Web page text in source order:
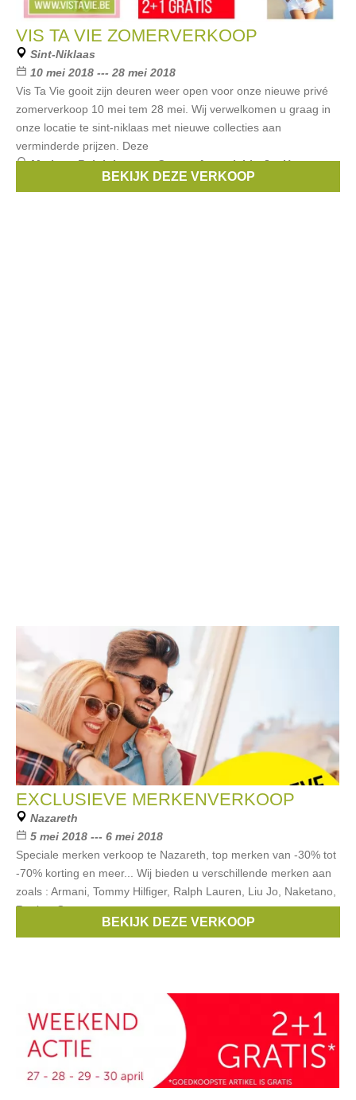
VIS TA VIE ZOMERVERKOOP
Sint-Niklaas
10 mei 2018 --- 28 mei 2018
Vis Ta Vie gooit zijn deuren weer open voor onze nieuwe privé
zomerverkoop 10 mei tem 28 mei. Wij verwelkomen u graag in
onze locatie te sint-niklaas met nieuwe collecties aan
verminderde prijzen. Deze
Merken:Ralph Lauren,Guess,Armani,Liu Jo,Hugo
BEKIJK DEZE VERKOOP
EXCLUSIEVE MERKENVERKOOP
Nazareth
5 mei 2018 --- 6 mei 2018
Speciale merken verkoop te Nazareth, top merken van -30% tot
-70% korting en meer... Wij bieden u verschillende merken aan
zoals : Armani, Tommy Hilfiger, Ralph Lauren, Liu Jo, Naketano,
Replay, Gant,
Ralph Lauren ,Guess , Armani,Diesel
BEKIJK DEZE VERKOOP